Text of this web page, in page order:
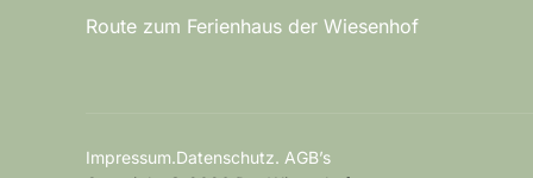
Route zum Ferienhaus der Wiesenhof
Impressum.Datenschutz. AGB’s